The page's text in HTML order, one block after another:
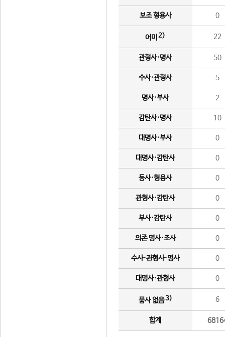
보조 형용사 0
어미 2) 22
관형사·명사 50
수사·관형사 5
명사·부사 2
감탄사·명사 10
대명사·부사 0
대명사·감탄사 0
동사·형용사 0
관형사·감탄사 0
부사·감탄사 0
의존 명사·조사 0
수사·관형사·명사 0
대명사·관형사 0
품사 없음3) 6
합계